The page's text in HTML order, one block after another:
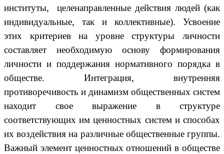
институты, целенаправленные действия людей (как
индивидуальные, так и коллективные). Усвоение
этих критериев на уровне структуры личности
составляет необходимую основу формирования
личности и поддержания нормативного порядка в
обществе. Интеграция, внутренняя
противоречивость и динамизм общественных систем
находит свое выражение в структуре
соответствующих им ценностных систем и способах
их воздействия на различные общественные группы.
Важный элемент ценностных отношений в обществе